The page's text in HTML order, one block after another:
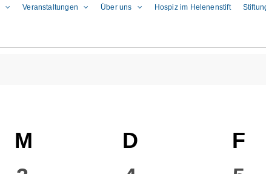
Veranstaltungen Über uns Hospiz im Helenenstift
M MittwochD Donnerstag
F